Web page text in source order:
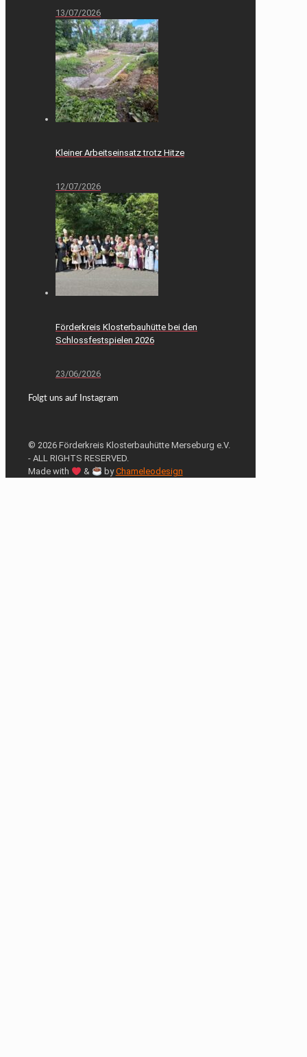
13/07/2026
Kleiner Arbeitseinsatz trotz Hitze
12/07/2026
Förderkreis Klosterbauhütte bei den
Schlossfestspielen 2026
23/06/2026
Folgt uns auf Instagram
© 2026 Förderkreis Klosterbauhütte Merseburg e.V.
- ALL RIGHTS RESERVED.
Made with
& byChameleodesign